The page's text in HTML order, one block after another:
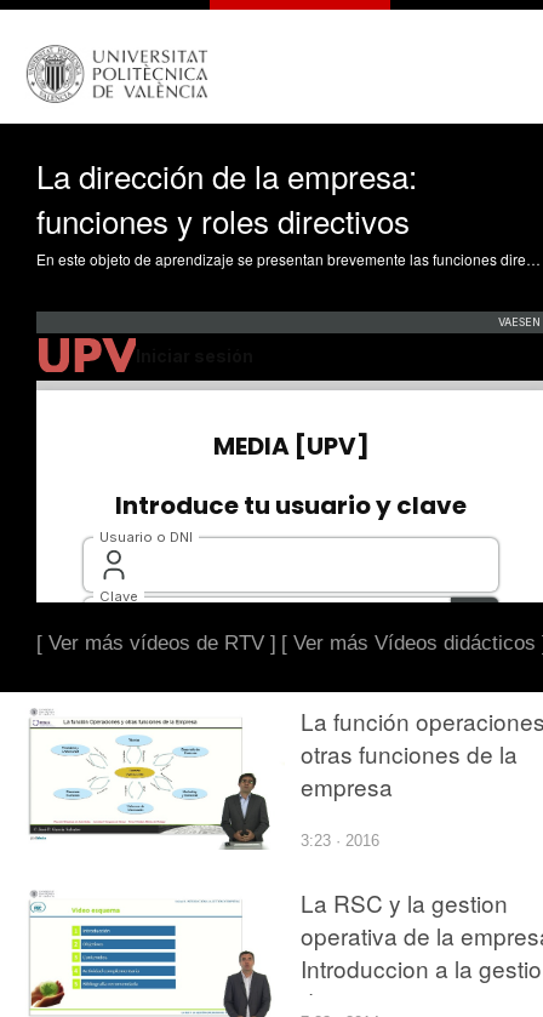
La dirección de la empresa:
funciones y roles directivos
En este objeto de aprendizaje se presentan brevemente las funciones directivas: Planificar, organizar, dirigir y controlar y se analizan los diferentes roles o papeles directivos planteados por Mintzberg (1983) Peris Ortiz, M.; Rueda Armengot, C. (2013). La dirección de la empresa: funciones y roles directivos. https://riunet.upv.es/handle/10251/29909
[ Ver más vídeos de RTV ] [ Ver más Vídeos didácticos
La función
otras funciones de la
empresa
3:23 · 2016
La RSC y la gestion
operativa de la
Introduccion a la
de empresas